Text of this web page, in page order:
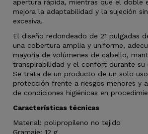
apertura rápida, mientras que el doble
mejora la adaptabilidad y la sujeción
excesiva.
El diseño redondeado de 21 pulgadas
una cobertura amplia y uniforme,
mayoría de volúmenes de cabello,
transpirabilidad y el confort durante su
Se trata de un producto de un solo
protección frente a riesgos menores y
de condiciones higiénicas en
Características técnicas
Material: polipropileno no tejido
Gramaje: 12 g